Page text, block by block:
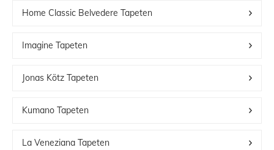
Jonas Kötz Tapeten
Home Classic Belvedere Tapeten
Imagine Tapeten
La Veneziana Tapeten
Kumano Tapeten